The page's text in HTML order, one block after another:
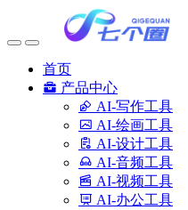
首页
产品中心
AI-写作工具
AI-绘画工具
AI-设计工具
AI-音频工具
AI-视频工具
AI-办公工具